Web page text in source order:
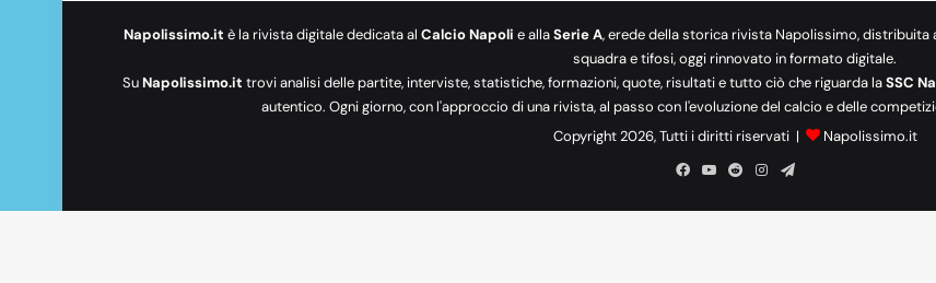
Napolissimo.it è la rivista digitale dedicata al Calcio Napoli e allaSerie A, erede della storica rivista Napolissimo, distribuita
squadra e tifosi, oggi rinnovato in formato digitale.
SuNapolissimo.it trovi analisi delle partite, interviste, statistiche, formazioni, quote, risultati e tutto ciò che riguarda laSSC
autentico. Ogni giorno, con l'approccio di una rivista, al passo con l'evoluzione del calcio e delle
Copyright 2026, Tutti i diritti riservati |
Napolissimo.it
Facebook
YouRedditInstagram
Telegram